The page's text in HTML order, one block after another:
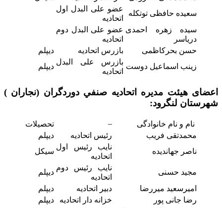
سعیده حافظی توتکله
عضو علی البدل اول
اتحادیه
سیده زهره احمدی
دریاسر
عضو علی البدل دوم
اتحادیه
حسن بحرکاظمی
بازرس اتحادیه
دیپلم
زینب اسماعیل دوست
بازرس علی البدل
اتحادیه
دیپلم
اعضای هیئت مدیره اتحاديه صنفي دوردگران (‌نجاران )
شهرستان لنگرود:
نام و نام خانوادگی –
تحصیلات
محمدتقی فریب
رئیس اتحادیه
دیپلم
ناصر جهاندیده
نایب رئیس اول
اتحادیه
سیکل
مجید حسنی
نایب رئیس دوم
اتحادیه
دیپلم
امیرسعید میررضا
دبیر اتحادیه
دیپلم
رضا جانی پور
خزانه دار اتحادیه
دیپلم